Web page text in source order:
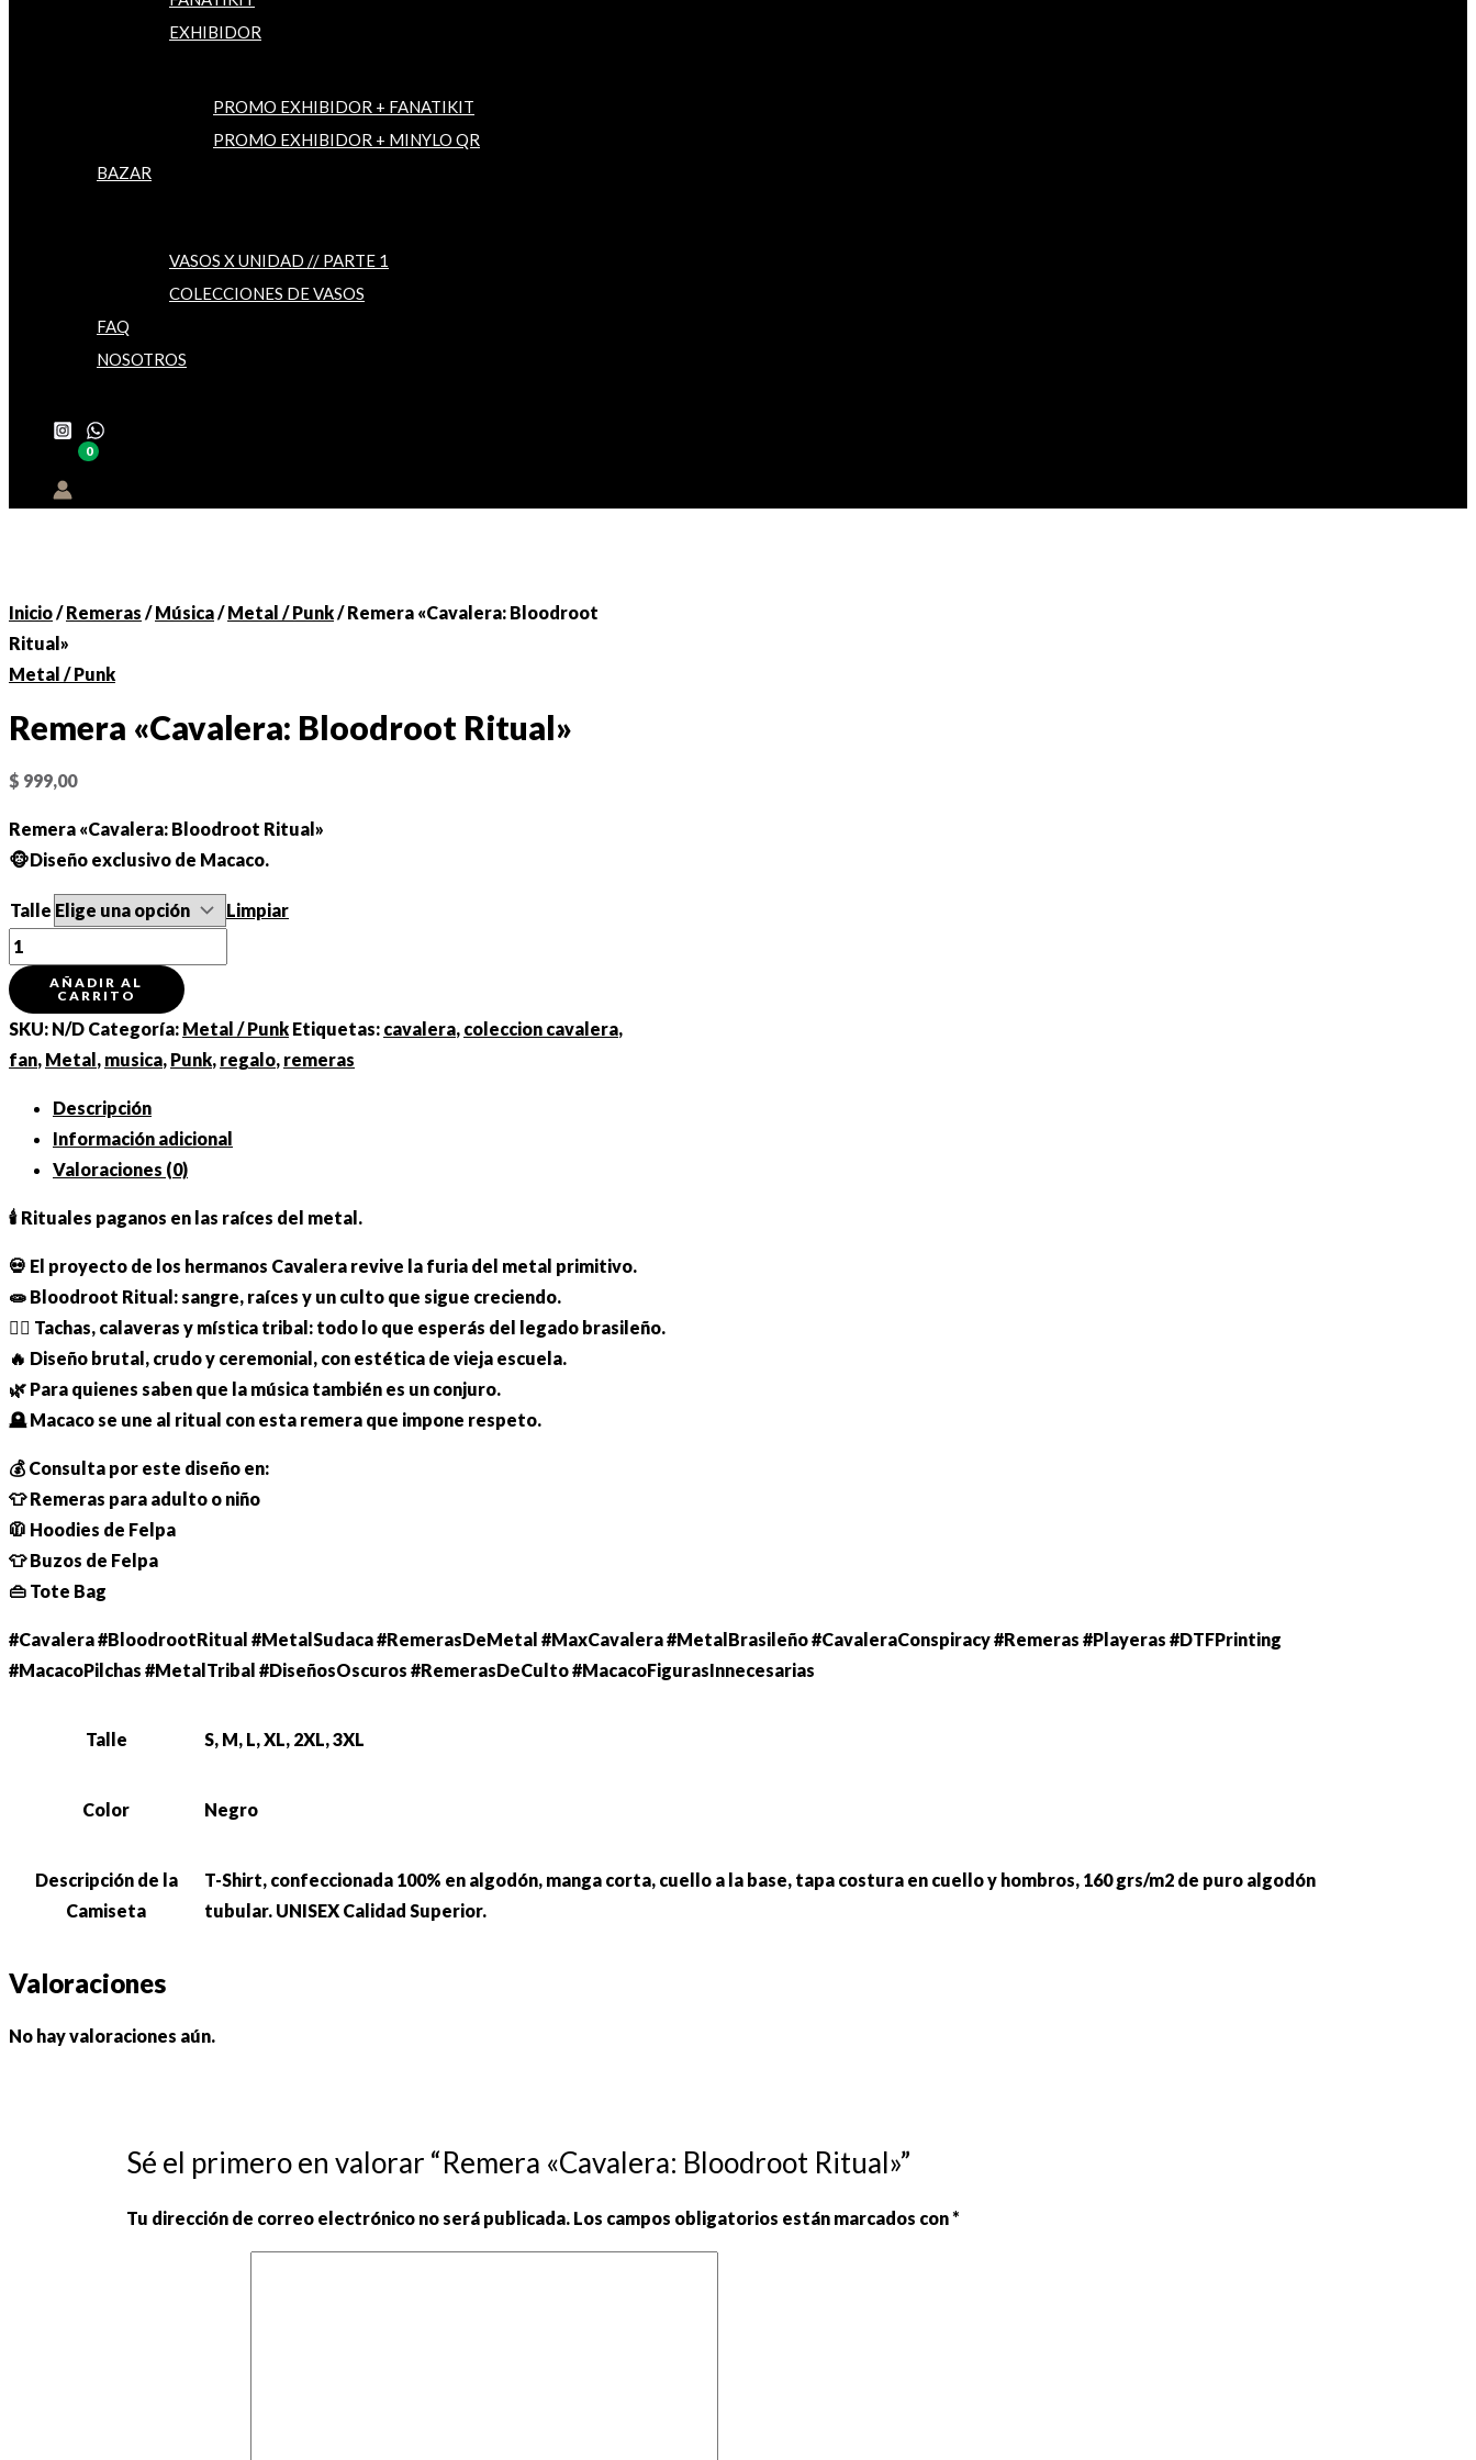
EXHIBIDOR
PROMO EXHIBIDOR + FANATIKIT
PROMO EXHIBIDOR + MINYLO QR
BAZAR
VASOS X UNIDAD // PARTE 1
COLECCIONES DE VASOS
FAQ
NOSOTROS
Inicio/Remeras /Música/Metal / Punk/ Remera «Cavalera: Bloodroot
Ritual»
Metal / Punk
Remera «Cavalera: Bloodroot Ritual»
$ 999,00
Remera «Cavalera: Bloodroot Ritual»
🐵Diseño exclusivo de Macaco.
Talle
Limpiar
Remera
"Cavalera:
Bloodroot
Ritual"
cantidad
AÑADIR AL
CARRITO
SKU: N/D Categoría: Metal / Punk Etiquetas: cavalera, coleccion cavalera,
fan, Metal, musica, Punk, regalo, remeras
Descripción
Información adicional
Valoraciones (0)
🕯 Rituales paganos en las raíces del metal.
💀 El proyecto de los hermanos Cavalera revive la furia del metal primitivo.
🧫 Bloodroot Ritual: sangre, raíces y un culto que sigue creciendo.
🧟‍♂️ Tachas, calaveras y mística tribal: todo lo que esperás del legado brasileño.
🔥 Diseño brutal, crudo y ceremonial, con estética de vieja escuela.
🌿 Para quienes saben que la música también es un conjuro.
🪦 Macaco se une al ritual con esta remera que impone respeto.
💰 Consulta por este diseño en:
👕 Remeras para adulto o niño
🧥 Hoodies de Felpa
👕 Buzos de Felpa
👜 Tote Bag
#Cavalera #BloodrootRitual #MetalSudaca #RemerasDeMetal #MaxCavalera #MetalBrasileño #CavaleraConspiracy #Remeras #Playeras #DTFPrinting
#MacacoPilchas #MetalTribal #DiseñosOscuros #RemerasDeCulto #MacacoFigurasInnecesarias
Talle S, M, L, XL, 2XL, 3XL
Color Negro
Descripción de la
Camiseta
T-Shirt, confeccionada 100% en algodón, manga corta, cuello a la base, tapa costura en cuello y hombros, 160 grs/m2 de puro algodón
tubular. UNISEX Calidad Superior.
Valoraciones
No hay valoraciones aún.
Sé el primero en valorar “Remera «Cavalera: Bloodroot Ritual»”
Tu dirección de correo electrónico no será publicada. Los campos obligatorios están marcados con*